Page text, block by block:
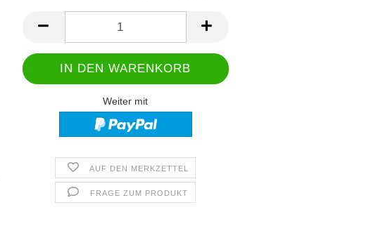
Weiter mit
AUF DEN MERKZETTEL
FRAGE ZUM PRODUKT